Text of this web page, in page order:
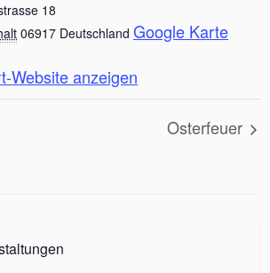
18
06917 Deutschland Google Karte
Website anzeigen
Osterfeuer